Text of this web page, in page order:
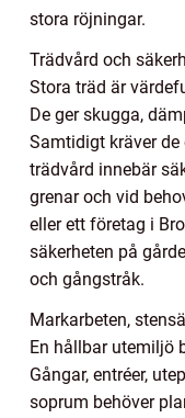
stora röjningar.
Trädvård och
Stora träd är
De ger skugga,
Samtidigt kräver
trädvård innebär
grenar och vid
eller ett företag i
säkerheten på
och gångstråk.
Markarbeten,
En hållbar utemiljö
Gångar, entréer,
soprum behöver